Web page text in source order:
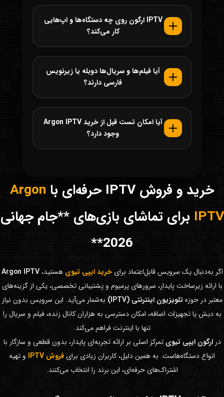
IPTV ارگون روی چه دستگاه‌ها و اپ‌هایی
کار می‌کند؟
آیا فیلم‌ها و سریال‌ها دوبله یا زیرنویس
فارسی دارند؟
آیا امکان تست قبل از خرید Argon IPTV
وجود دارد؟
خرید و فروش IPTV حرفه‌ای با
Argon
IPTV برای تماشای بازی‌های **جام جهانی
2026**
اگر به‌دنبال یک سرویس قابل‌اعتماد برایخرید ایپی تیوی هستید،Argon IPTV
با ارائه زیرساخت پایدار، سرورهای پرمیوم و پشتیبانی تخصصی، یکی از گزینه‌های
معتبر در حوزه تلویزیون اینترنتی (IPTV)
به‌شمار می‌آید. این سرویس بدون نیاز
به دیش یا تجهیزات اضافه، امکان دسترسی به هزاران کانال زنده، فیلم و سریال را
تنها با اینترنت فراهم می‌کند.
درارگون ایپی تیوی تمرکز اصلی بر ارائه تجربه‌ای پایدار، بدون قطعی و سازگار با
انواع دستگاه‌هاست. به همین دلیل، کاربران زیادی برای فروش IPTV
و تهیه
اشتراک‌های حرفه‌ای، این برند را انتخاب می‌کنند.